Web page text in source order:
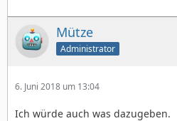
Mütze
Administrator
6. Juni 2018 um 13:04
Ich würde auch was dazugeben.